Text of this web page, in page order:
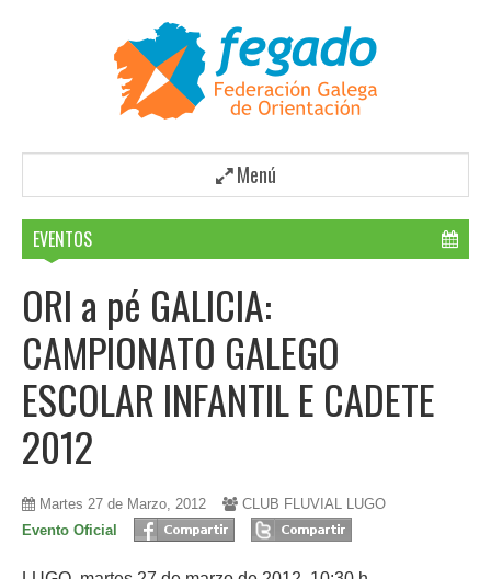
Menú
EVENTOS
ORI a pé GALICIA:
CAMPIONATO GALEGO
ESCOLAR INFANTIL E CADETE
2012
Martes 27 de Marzo, 2012
CLUB FLUVIAL LUGO
Evento Oficial